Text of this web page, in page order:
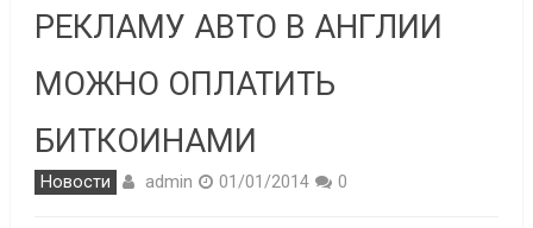
РЕКЛАМУ АВТО В АНГЛИИ
МОЖНО ОПЛАТИТЬ
БИТКОИНАМИ
Новости admin 01/01/2014 0